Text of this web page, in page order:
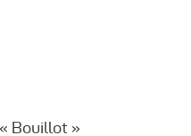
Bouillot »